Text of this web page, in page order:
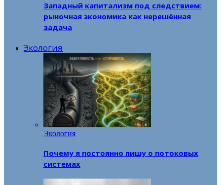
Западный капитализм под следствием:
рыночная экономика как нерешённая
задача
Экология
Экология
Почему я постоянно пишу о потоковых
системах